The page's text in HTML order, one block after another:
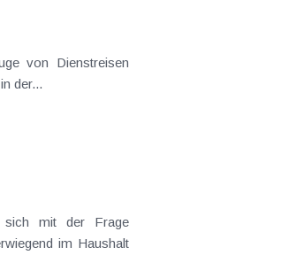
der...
im Haushalt